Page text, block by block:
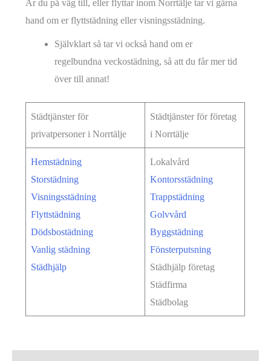
Är du på väg till, eller flyttar inom Norrtälje tar vi gärna
hand om er flyttstädning eller visningsstädning.
Självklart så tar vi också hand om er
regelbundna veckostädning, så att du får mer tid
över till annat!
Städtjänster för
privatpersoner i Norrtälje
Städtjänster för företag
i Norrtälje
Hemstädning
Storstädning
Visningsstädning
Flyttstädning
Dödsbostädning
Vanlig städning
Städhjälp
Lokalvård
Kontorsstädning
Trappstädning
Golvvård
Byggstädning
Fönsterputsning
Städhjälp företag
Städfirma
Städbolag